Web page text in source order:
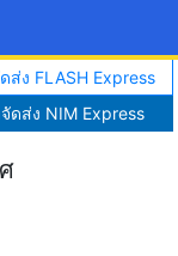
ส่ง FLASH Express
ดส่ง NIM Express